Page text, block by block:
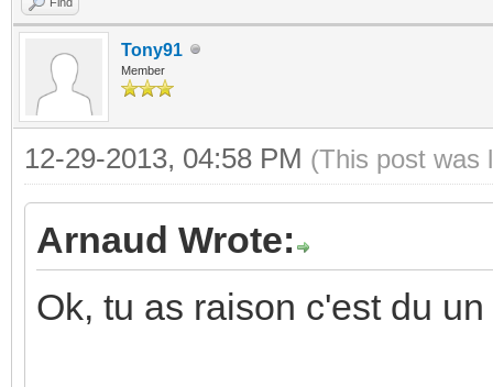
Tony91
Member
12-29-2013, 04:58 PM (This post was
Arnaud Wrote:
Ok, tu as raison c'est du